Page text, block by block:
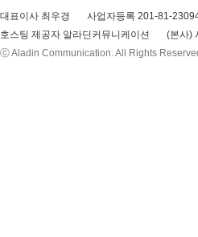
대표이사 최우경 사업자등록 201-81-
호스팅 제공자 알라딘커뮤니케이션
(본사)
ⓒ Aladin Communication. All Rights